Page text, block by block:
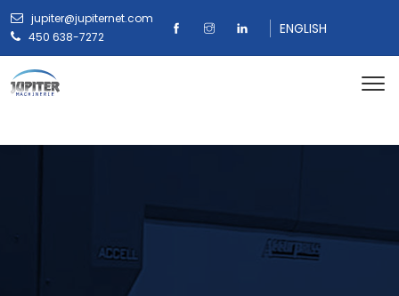
jupiter@jupiternet.com
450 638-7272
ENGLISH